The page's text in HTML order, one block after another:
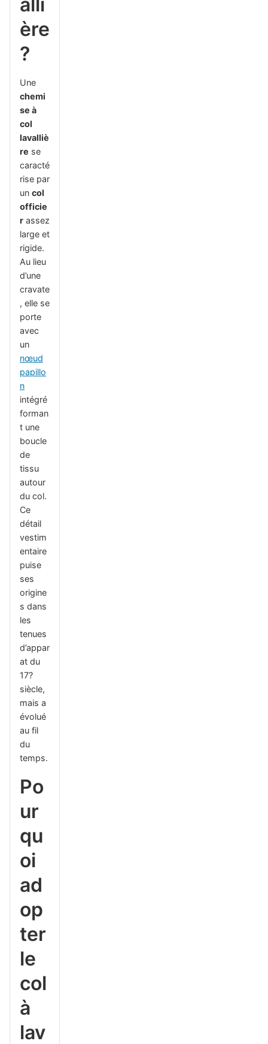
ère
?
Une
chemi
se à
col
lavalliè
re se
caracté
rise par
un col
officie
r assez
large et
rigide.
Au lieu
d’une
cravate
, elle se
porte
avec
un
nœud
papillo
n
intégré
forman
t une
boucle
de
tissu
autour
du col.
Ce
détail
vestim
entaire
puise
ses
origine
s dans
les
tenues
d’appar
at du
17?
siècle,
mais a
évolué
au fil
du
temps.
Po
ur
qu
oi
ad
op
ter
le
col
à
lav